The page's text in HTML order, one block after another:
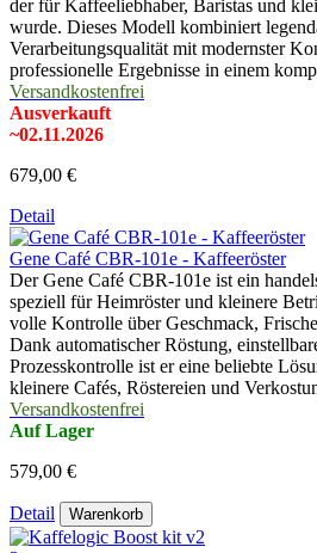
der für Kaffeeliebhaber, Baristas und
wurde. Dieses Modell kombiniert
Verarbeitungsqualität mit modernster
professionelle Ergebnisse in einem
Versandkostenfrei
Ausverkauft
~02.11.2026
679,00 €
Detail
Gene Café CBR-101e - Kaffeeröster
Der Gene Café CBR-101e ist ein
speziell für Heimröster und kleinere
volle Kontrolle über Geschmack,
Dank automatischer Röstung,
Prozesskontrolle ist er eine beliebte
kleinere Cafés, Röstereien und
Versandkostenfrei
Auf Lager
579,00 €
Detail Warenkorb